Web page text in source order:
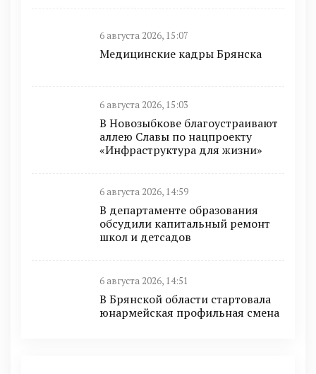
6 августа 2026, 15:07
Медицинские кадры Брянска
6 августа 2026, 15:03
В Новозыбкове благоустраивают
аллею Славы по нацпроекту
«Инфраструктура для жизни»
6 августа 2026, 14:59
В департаменте образования
обсудили капитальный ремонт
школ и детсадов
6 августа 2026, 14:51
В Брянской области стартовала
юнармейская профильная смена